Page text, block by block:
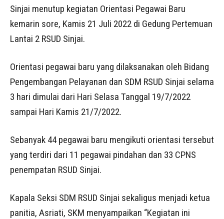
Sinjai menutup kegiatan Orientasi Pegawai Baru
kemarin sore, Kamis 21 Juli 2022 di Gedung Pertemuan
Lantai 2 RSUD Sinjai.
Orientasi pegawai baru yang dilaksanakan oleh Bidang
Pengembangan Pelayanan dan SDM RSUD Sinjai selama
3 hari dimulai dari Hari Selasa Tanggal 19/7/2022
sampai Hari Kamis 21/7/2022.
Sebanyak 44 pegawai baru mengikuti orientasi tersebut
yang terdiri dari 11 pegawai pindahan dan 33 CPNS
penempatan RSUD Sinjai.
Kapala Seksi SDM RSUD Sinjai sekaligus menjadi ketua
panitia, Asriati, SKM menyampaikan “Kegiatan ini